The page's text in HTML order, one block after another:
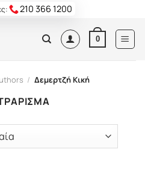
210 366 1200
0
/ Δεμερτζή Κική